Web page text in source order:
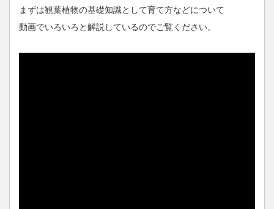
まずは観葉植物の基礎知識として育て方などについて
動画でいろいろと解説しているのでご覧ください。